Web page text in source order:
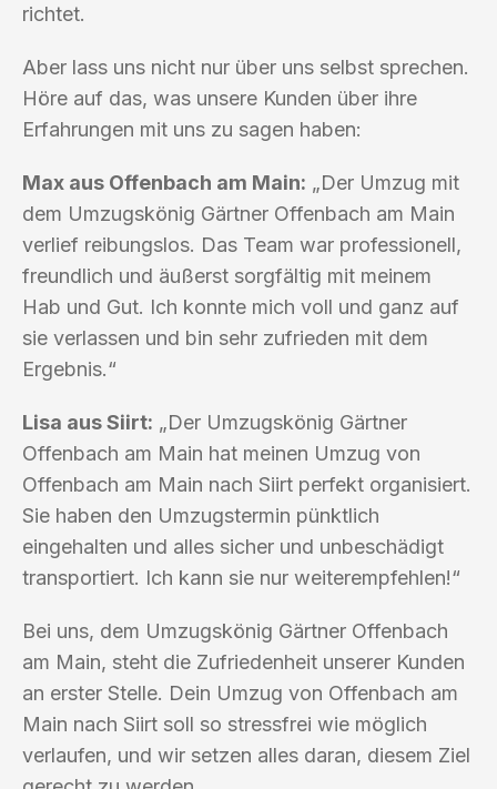
richtet.
Aber lass uns nicht nur über uns selbst sprechen.
Höre auf das, was unsere Kunden über ihre
Erfahrungen mit uns zu sagen haben:
Max aus Offenbach am Main: „Der Umzug mit
dem Umzugskönig Gärtner Offenbach am Main
verlief reibungslos. Das Team war professionell,
freundlich und äußerst sorgfältig mit meinem
Hab und Gut. Ich konnte mich voll und ganz auf
sie verlassen und bin sehr zufrieden mit dem
Ergebnis.“
Lisa aus Siirt: „Der Umzugskönig Gärtner
Offenbach am Main hat meinen Umzug von
Offenbach am Main nach Siirt perfekt organisiert.
Sie haben den Umzugstermin pünktlich
eingehalten und alles sicher und unbeschädigt
transportiert. Ich kann sie nur weiterempfehlen!“
Bei uns, dem Umzugskönig Gärtner Offenbach
am Main, steht die Zufriedenheit unserer Kunden
an erster Stelle. Dein Umzug von Offenbach am
Main nach Siirt soll so stressfrei wie möglich
verlaufen, und wir setzen alles daran, diesem Ziel